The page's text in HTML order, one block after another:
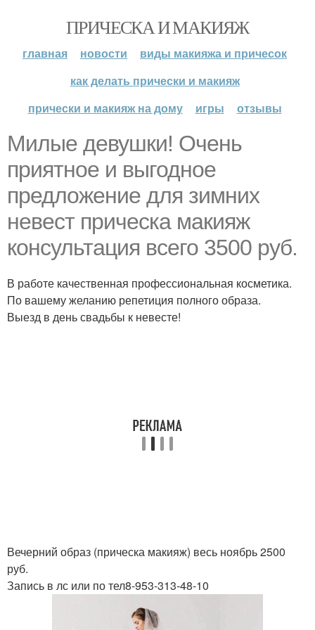
ПРИЧЕСКА И МАКИЯЖ
главная новости
виды макияжа и причесок
как делать прически и макияж
прически и макияж на дому
игры отзывы
Милые девушки! Очень
приятное и выгодное
предложение для зимних
невест прическа макияж
консультация всего 3500 руб.
В работе качественная профессиональная косметика.
По вашему желанию репетиция полного образа.
Выезд в день свадьбы к невесте!
Вечерний образ (прическа макияж) весь ноябрь 2500
руб.
Запись в лс или по тел8-953-313-48-10